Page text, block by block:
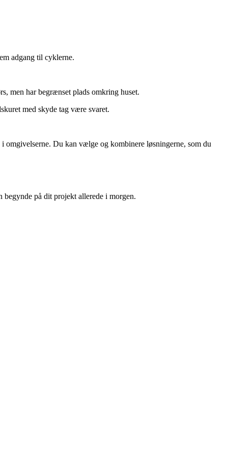
adgang til cyklerne.
men har begrænset plads omkring huset.
med skyde tag være svaret.
omgivelserne. Du kan vælge og kombinere løsningerne, som du
på dit projekt allerede i morgen.